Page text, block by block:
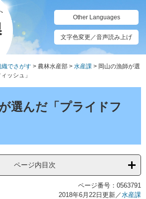
Other Languages
文字色変更／音声読み上げ
織でさがす > 農林水産部 > 水産課 > 岡山の漁師が選
ッシュ」
選んだ「プライドフ
ページ内目次
ページ番号：0563791
2018年6月22日更新／水産課